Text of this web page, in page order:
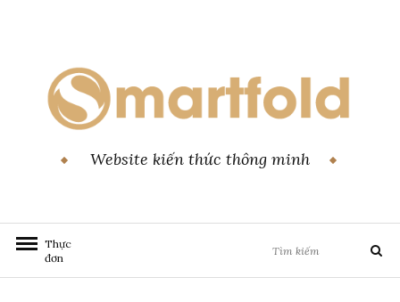
Website kiến thức thông minh
Thực
đơn
kiếm:
Tìm